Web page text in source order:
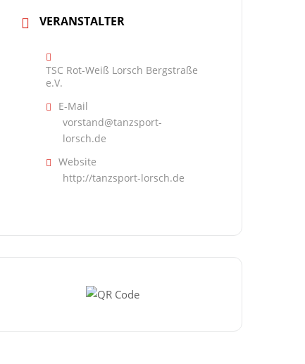
VERANSTALTER
TSC Rot-Weiß Lorsch Bergstraße
e.V.
E-Mail
vorstand@tanzsport-
lorsch.de
Website
http://tanzsport-lorsch.de